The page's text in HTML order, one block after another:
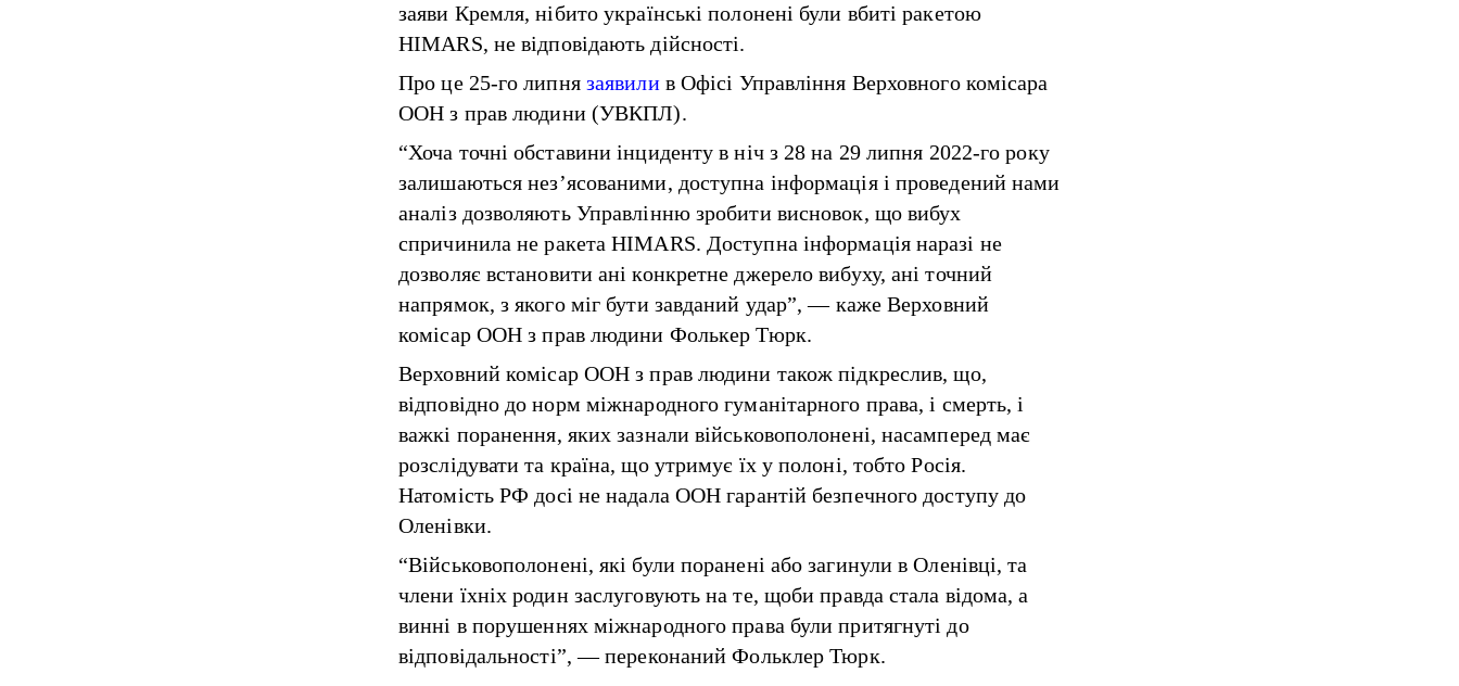
заяви Кремля, нібито українські полонені були вбиті ракетою
HIMARS, не відповідають дійсності.
Про це 25-го липня заявилив Офісі Управління Верховного комісара
ООН з прав людини (УВКПЛ).
“Хоча точні обставини інциденту в ніч з 28 на 29 липня 2022-го року
залишаються нез’ясованими, доступна інформація і проведений нами
аналіз дозволяють Управлінню зробити висновок, що вибух
спричинила не ракета HIMARS. Доступна інформація наразі не
дозволяє встановити ані конкретне джерело вибуху, ані точний
напрямок, з якого міг бути завданий удар”, — каже Верховний
комісар ООН з прав людини Фолькер Тюрк.
Верховний комісар ООН з прав людини також підкреслив, що,
відповідно до норм міжнародного гуманітарного права, і смерть, і
важкі поранення, яких зазнали військовополонені, насамперед має
розслідувати та країна, що утримує їх у полоні, тобто Росія.
Натомість РФ досі не надала ООН гарантій безпечного доступу до
Оленівки.
“Військовополонені, які були поранені або загинули в Оленівці, та
члени їхніх родин заслуговують на те, щоби правда стала відома, а
винні в порушеннях міжнародного права були притягнуті до
відповідальності”, — переконаний Фольклер Тюрк.